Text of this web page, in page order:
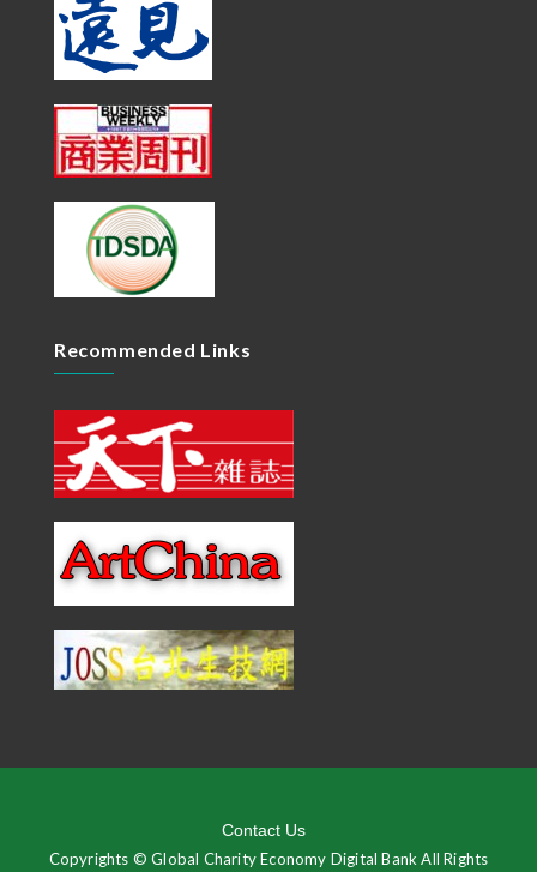
Recommended Links
Contact Us
Copyrights © Global Charity Economy Digital Bank All Rights